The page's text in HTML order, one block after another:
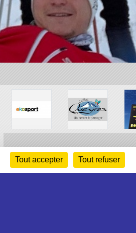
Tout accepter Tout refuser